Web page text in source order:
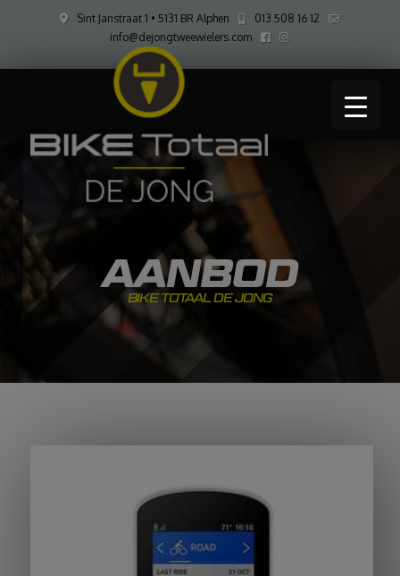
Sint Janstraat 1 • 5131 BR Alphen
013 508 16 12
info@dejongtweewielers.com
AANBOD
BIKE TOTAAL DE JONG